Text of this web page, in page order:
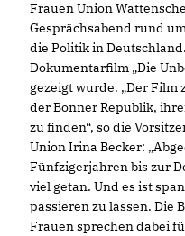
Frauen Union
Gesprächsabend rund
die Politik in
Dokumentarfilm „Die
gezeigt wurde. „Der
der Bonner Republik,
zu finden“, so die
Union Irina Becker:
Fünfzigerjahren bis zur
viel getan. Und es ist
passieren zu lassen. Die
Frauen sprechen dabei